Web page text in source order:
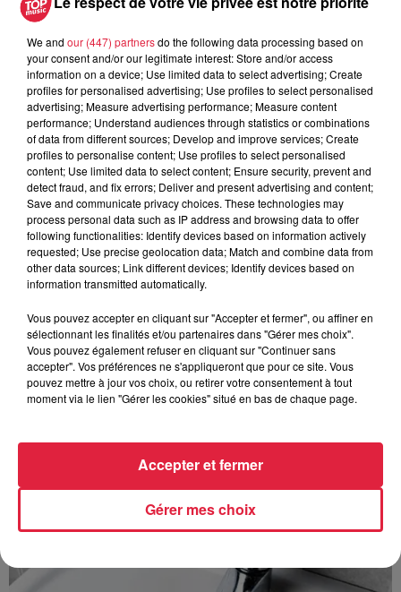
A lire aussi
6 août 2026
À Hoerdt, de l’eau brune sort des
robinets
6 août 2026
Tags antisémites à Strasbourg :
Catherine Trautmann réagit
6 août 2026
Au zoo de Mulhouse : rencontre
avec les flamants rouges
À découvrir également
We and our (447) partnersdo the following data processing based on
your consent and/or our legitimate interest: Store and/or access
information on a device; Use limited data to select advertising; Create
profiles for personalised advertising; Use profiles to select personalised
advertising; Measure advertising performance; Measure content
performance; Understand audiences through statistics or combinations
of data from different sources; Develop and improve services; Create
profiles to personalise content; Use profiles to select personalised
content; Use limited data to select content; Ensure security, prevent and
detect fraud, and fix errors; Deliver and present advertising and content;
Save and communicate privacy choices. These technologies may
process personal data such as IP address and browsing data to offer
following functionalities: Identify devices based on information actively
requested; Use precise geolocation data; Match and combine data from
other data sources; Link different devices; Identify devices based on
information transmitted automatically.
Vous pouvez accepter en cliquant sur "Accepter et fermer", ou affiner en
sélectionnant les finalités et/ou partenaires dans "Gérer mes choix".
Vous pouvez également refuser en cliquant sur "Continuer sans
accepter". Vos préférences ne s'appliqueront que pour ce site. Vous
pouvez mettre à jour vos choix, ou retirer votre consentement à tout
moment via le lien "Gérer les cookies" situé en bas de chaque page.
Gérer mes choix
Accepter et fermer